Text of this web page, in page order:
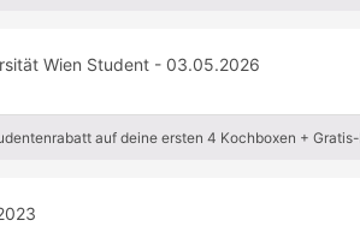
Wien Student - 03.05.2026
auf deine ersten 4 Kochboxen +